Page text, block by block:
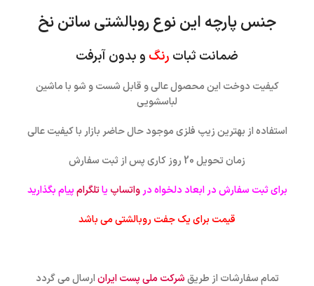
جنس پارچه این نوع روبالشتی ساتن نخ
ضمانت ثبات رنگ و بدون آبرفت
کیفیت دوخت این محصول عالی و قابل شست و شو با ماشین
لباسشویی
استفاده از بهترین زیپ فلزی موجود حال حاضر بازار با کیفیت عالی
زمان تحویل 20 روز کاری پس از ثبت سفارش
برای ثبت سفارش در ابعاد دلخواه درواتساپ یاتلگرامپیام بگذارید
قیمت برای یک جفت روبالشتی می باشد
تمام سفارشات از طریقشرکت ملی پست ایرانارسال می گردد